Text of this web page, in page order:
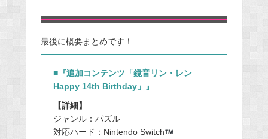
最後に概要まとめです！
■『追加コンテンツ「鏡音リン・レン
Happy 14th Birthday」』
【詳細】
ジャンル：パズル
対応ハード：Nintendo Switch